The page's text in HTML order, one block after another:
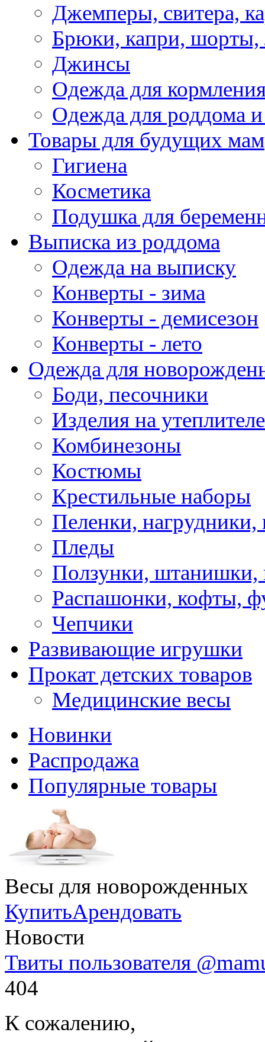
Джемперы, свитера,
Брюки, капри, шорты,
Джинсы
Одежда для
Одежда для роддома
Товары для будущих мам
Гигиена
Косметика
Подушка для
Выписка из роддома
Одежда на выписку
Конверты - зима
Конверты - демисезон
Конверты - лето
Одежда для
Боди, песочники
Изделия на утеплителе
Комбинезоны
Костюмы
Крестильные наборы
Пеленки, нагрудники,
Пледы
Ползунки, штанишки,
Распашонки, кофты,
Чепчики
Развивающие игрушки
Прокат детских товаров
Медицинские весы
Новинки
Распродажа
Популярные товары
Весы для новорожденных
КупитьАрендовать
Новости
Твиты пользователя
404
К сожалению,